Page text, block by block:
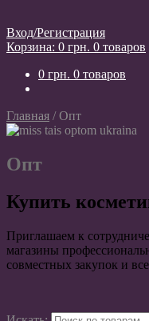
Вход/Регистрация
Корзина: 0 грн. 0 товаров
0 грн. 0 товаров
Главная /Опт
Опт
Купить
Приглашаем к
магазины
совместных закупок и